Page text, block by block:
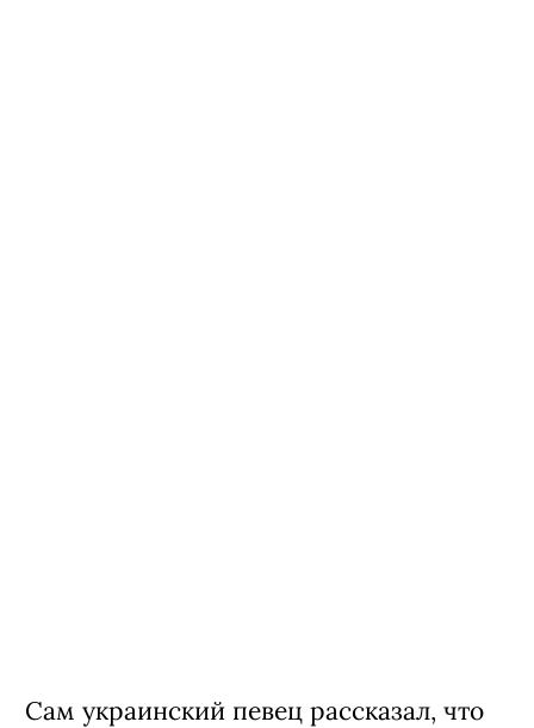
Сам украинский певец рассказал, что